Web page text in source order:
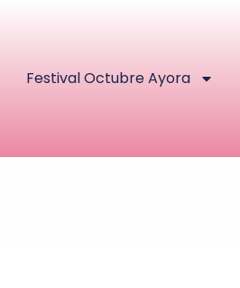
Festival Octubre Ayora